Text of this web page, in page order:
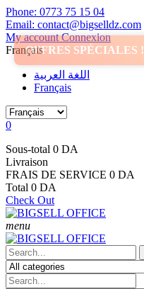
Phone: 0773 75 15 04
Email: contact@bigselldz.com
OFFRES SPÉCIALES !
My account Connexion
Français
اللغة العربية
Français
0
Sous-total 0 DA
Livraison
FRAIS DE SERVICE 0 DA
Total 0 DA
Check Out
menu